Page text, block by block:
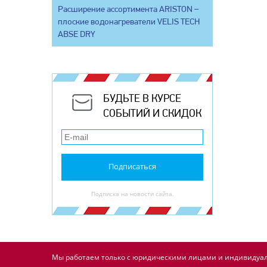
Расширение ассортимента ARISTON –
плоские водонагреватели VELIS TECH
ABSE DRY
БУДЬТЕ В КУРСЕ
СОБЫТИЙ И СКИДОК
Подписаться
Подписка на новости сайта.
Мы работаем только с юридическими лицами и